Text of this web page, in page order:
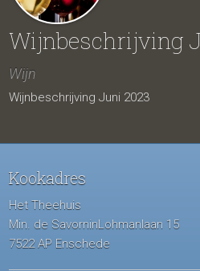
Wijnbeschrijving
Wijn
Wijnbeschrijving Juni 2023
Kookadres
Het Theehuis
Min. de SavorninLohmanlaan 15
7522 AP Enschede